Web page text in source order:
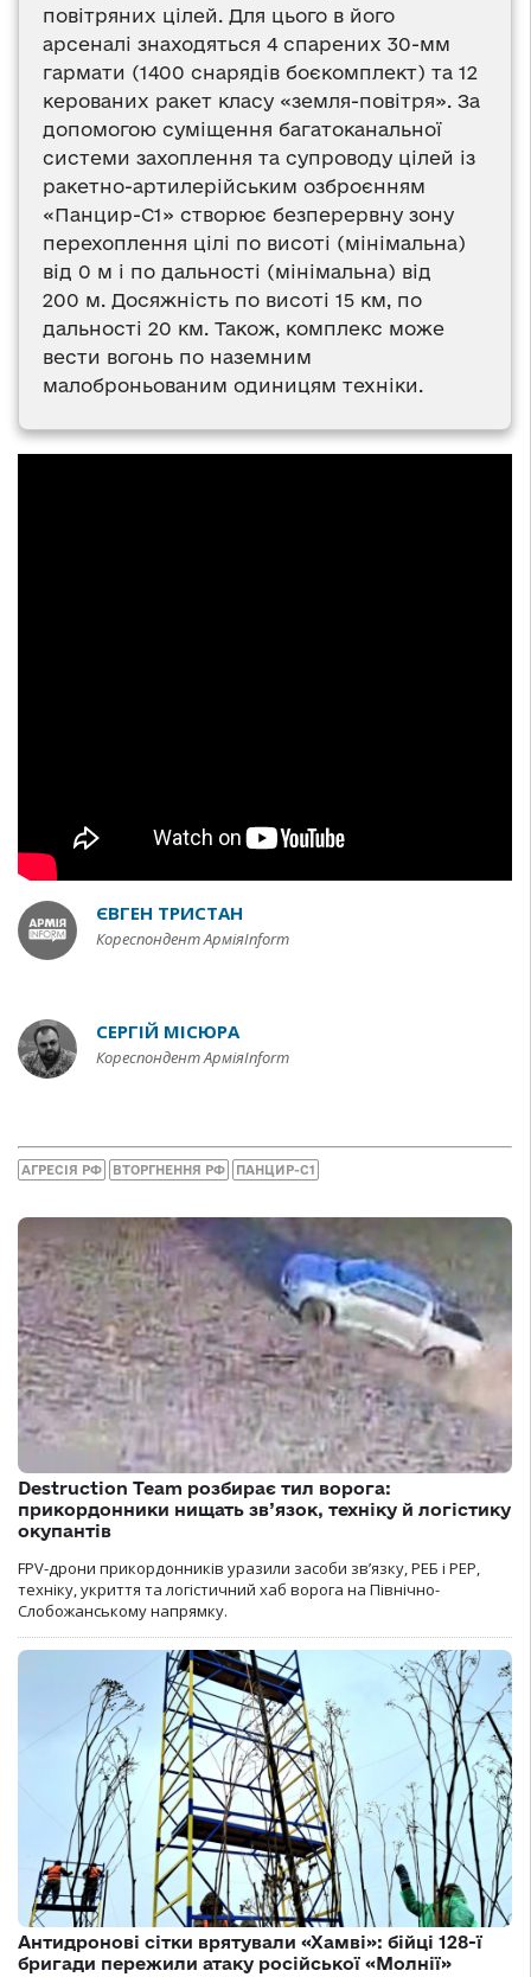
повітряних цілей. Для цього в його
арсеналі знаходяться 4 спарених 30-мм
гармати (1400 снарядів боєкомплект) та 12
керованих ракет класу «земля-повітря». За
допомогою суміщення багатоканальної
системи захоплення та супроводу цілей із
ракетно-артилерійським озброєнням
«Панцир-С1» створює безперервну зону
перехоплення цілі по висоті (мінімальна)
від 0 м і по дальності (мінімальна) від
200 м. Досяжність по висоті 15 км, по
дальності 20 км. Також, комплекс може
вести вогонь по наземним
малоброньованим одиницям техніки.
ЄВГЕН ТРИСТАН
Кореспондент АрміяInform
СЕРГІЙ МІСЮРА
Кореспондент АрміяInform
АГРЕСІЯ РФ ВТОРГНЕННЯ РФ ПАНЦИР-С1
Destruction Team розбирає тил ворога:
прикордонники нищать зв’язок, техніку й логістику
окупантів
FPV-дрони прикордонників уразили засоби зв’язку, РЕБ і РЕР,
техніку, укриття та логістичний хаб ворога на Північно-
Слобожанському напрямку.
Антидронові сітки врятували «Хамві»: бійці 128-ї
бригади пережили атаку російської «Молнії»